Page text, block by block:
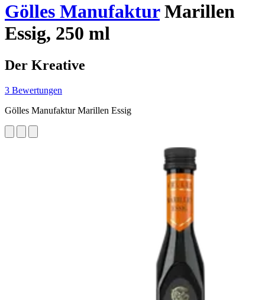
Gölles ManufakturMarillen
Essig, 250 ml
Der Kreative
3 Bewertungen
Gölles Manufaktur Marillen Essig